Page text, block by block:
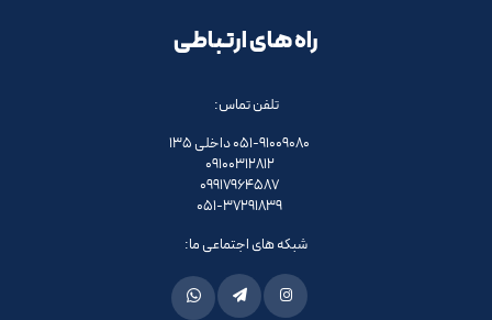
راه های ارتباطی
تلفن تماس:
051-91009080 داخلی 135
09100312812
09917964587
051-37291839
شبکه های اجتماعی ما: